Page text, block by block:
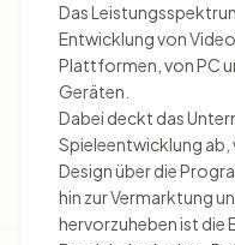
Das
Entwicklung von
Plattformen, von PC
Geräten.
Dabei deckt das
Spieleentwicklung
Design über die
hin zur Vermarktung
hervorzuheben ist die